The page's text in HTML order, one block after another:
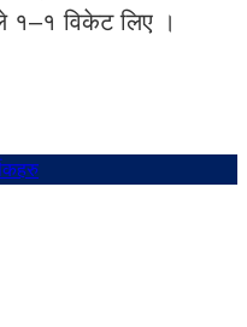
१–१ विकेट लिए ।